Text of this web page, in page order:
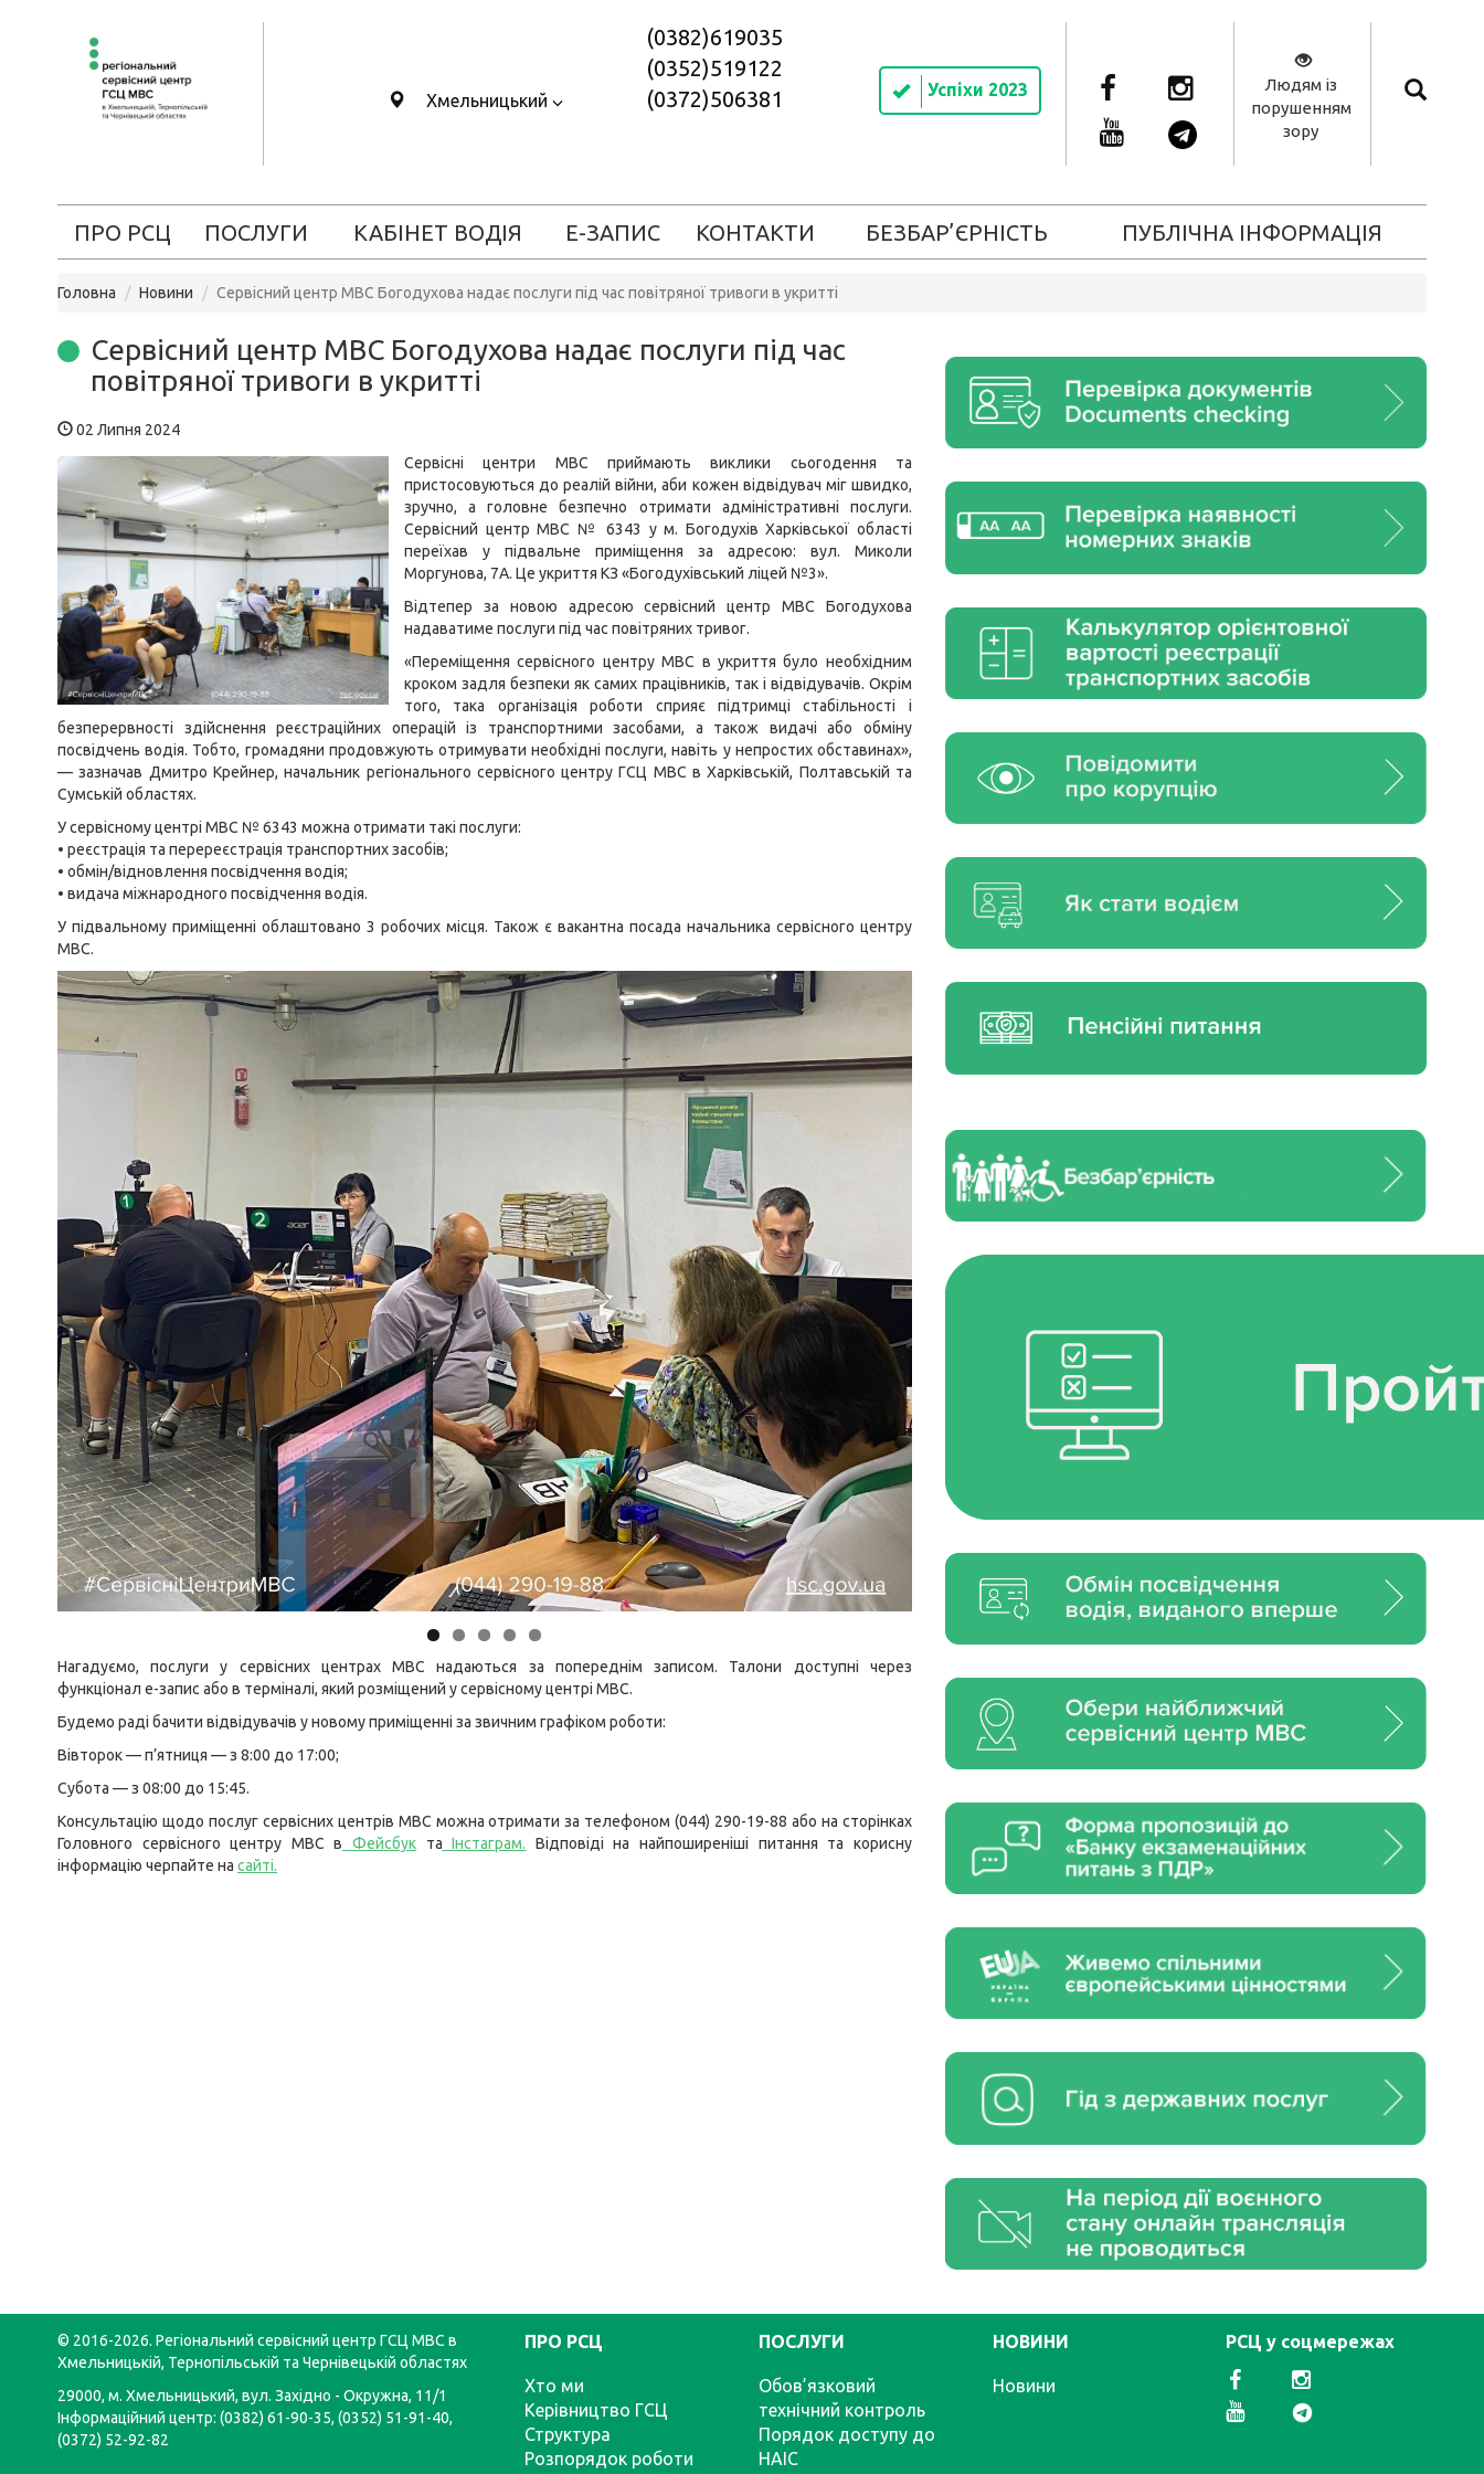
Хмельницький
(0382)619035
(0352)519122
(0372)506381
Успіхи 2023
Людям із
порушенням
зору
ПРО РСЦ ПОСЛУГИ КАБІНЕТ ВОДІЯ Е-ЗАПИС КОНТАКТИ БЕЗБАР’ЄРНІСТЬ ПУБЛІЧНА ІНФОРМАЦІЯ
Головна Новини Сервісний центр МВС Богодухова надає послуги під час повітряної тривоги в укритті
Сервісний центр МВС Богодухова надає послуги під час
повітряної тривоги в укритті
02 Липня 2024
Сервісні центри МВС приймають виклики сьогодення та
пристосовуються до реалій війни, аби кожен відвідувач міг швидко,
зручно, а головне безпечно отримати адміністративні послуги.
Сервісний центр МВС № 6343 у м. Богодухів Харківської області
переїхав у підвальне приміщення за адресою: вул. Миколи
Моргунова, 7А. Це укриття КЗ «Богодухівський ліцей №3».
Відтепер за новою адресою сервісний центр МВС Богодухова
надаватиме послуги під час повітряних тривог.
«Переміщення сервісного центру МВС в укриття було необхідним
кроком задля безпеки як самих працівників, так і відвідувачів. Окрім
того, така організація роботи сприяє підтримці стабільності і
безперервності здійснення реєстраційних операцій із транспортними засобами, а також видачі або обміну
посвідчень водія. Тобто, громадяни продовжують отримувати необхідні послуги, навіть у непростих обставинах»,
— зазначав Дмитро Крейнер, начальник регіонального сервісного центру ГСЦ МВС в Харківській, Полтавській та
Сумській областях.
У сервісному центрі МВС № 6343 можна отримати такі послуги:
• реєстрація та перереєстрація транспортних засобів;
• обмін/відновлення посвідчення водія;
• видача міжнародного посвідчення водія.
У підвальному приміщенні облаштовано 3 робочих місця. Також є вакантна посада начальника сервісного центру
МВС.
Нагадуємо, послуги у сервісних центрах МВС надаються за попереднім записом. Талони доступні через
функціонал е-записабо в терміналі, який розміщений у сервісному центрі МВС.
Будемо раді бачити відвідувачів у новому приміщенні за звичним графіком роботи:
Вівторок — п’ятниця — з 8:00 до 17:00;
Субота — з 08:00 до 15:45.
Консультацію щодо послуг сервісних центрів МВС можна отримати за телефоном (044) 290-19-88 або на сторінках
Головного сервісного центру МВС в
Фейсбук та Інстаграм. Відповіді на найпоширеніші питання та корисну
інформацію черпайте на сайті.
© 2016-2026. Регіональний сервісний центр ГСЦ МВС в
Хмельницькій, Тернопільській та Чернівецькій областях
29000, м. Хмельницький, вул. Західно - Окружна, 11/1
Інформаційний центр: (0382) 61-90-35, (0352) 51-91-40,
(0372) 52-92-82
ПРО РСЦ
Хто ми
Керівництво ГСЦ
Структура
Розпорядок роботи
ПОСЛУГИ
Обов’язковий
технічний контроль
Порядок доступу до
НАІС
НОВИНИ
Новини
РСЦ у соцмережах